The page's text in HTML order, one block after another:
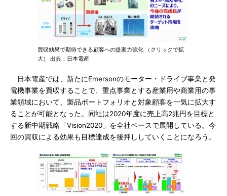
買収効果で期待できる顧客への提案力強化 （クリックで拡
大） 出典：日本電産
日本電産では、新たにEmersonのモーター・ドライブ事業と発
電機事業を買収することで、重点事業とする産業用や商業用の事
業領域において、製品ポートフォリオと対象顧客を一気に拡大す
ることが可能となった。同社は2020年度に売上高2兆円を目標と
する新中期戦略「Vision2020」を全社ベースで展開している。今
回の買収による効果も目標達成を後押ししていくことになろう。